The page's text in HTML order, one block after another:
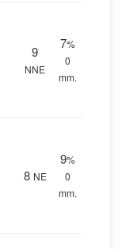
9
NNE
7%
0
mm.
8 NE
9%
0
mm.